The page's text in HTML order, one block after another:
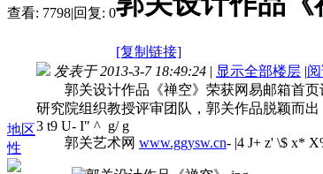
查看: 7798|回复: 0
[复制链接]
地区
性
发表于 2013-3-7 18:49:24 | 显示全部楼层 |
郭关设计作品《禅空》荣获网易邮箱首页
研究院组织教授评审团队，郭关作品脱颖而出
3 t9 U- I" ^ g/ g
郭关艺术网 www.ggysw.cn- |4 J+ z' \$ x*